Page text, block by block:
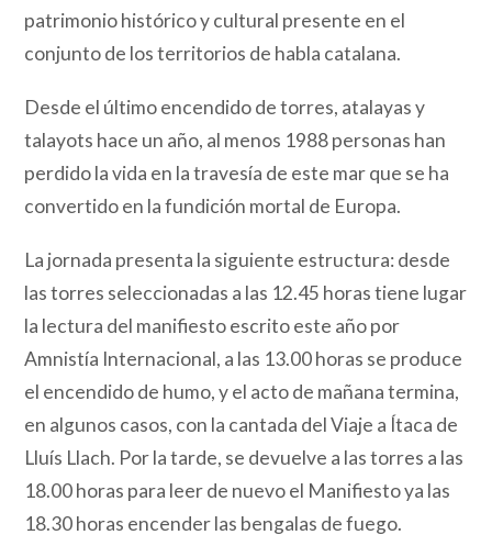
patrimonio histórico y cultural presente en el
conjunto de los territorios de habla catalana.
Desde el último encendido de torres, atalayas y
talayots hace un año, al menos 1988 personas han
perdido la vida en la travesía de este mar que se ha
convertido en la fundición mortal de Europa.
La jornada presenta la siguiente estructura: desde
las torres seleccionadas a las 12.45 horas tiene lugar
la lectura del manifiesto escrito este año por
Amnistía Internacional, a las 13.00 horas se produce
el encendido de humo, y el acto de mañana termina,
en algunos casos, con la cantada del Viaje a Ítaca de
Lluís Llach. Por la tarde, se devuelve a las torres a las
18.00 horas para leer de nuevo el Manifiesto ya las
18.30 horas encender las bengalas de fuego.